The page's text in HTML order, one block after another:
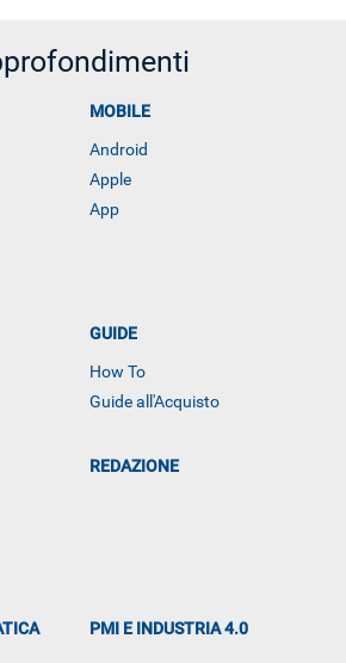
MOBILE
Android
Apple
App
GUIDE
How To
Guide all'Acquisto
REDAZIONE
PMI E INDUSTRIA 4.0